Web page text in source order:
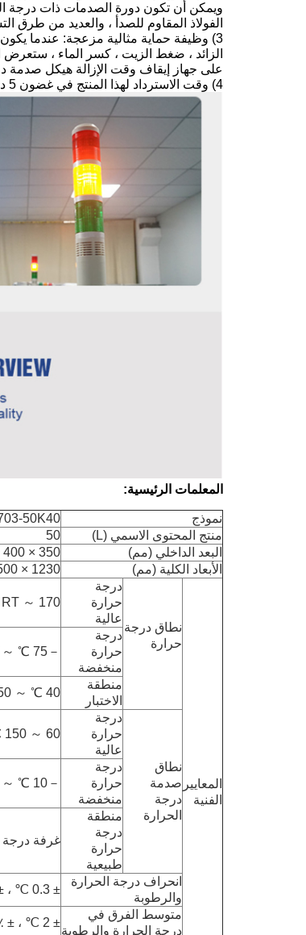
ويمكن أن تكون دورة الصدمات ذات درجة
الفولاذ المقاوم للصدأ ، والعديد من طرق
3) وظيفة حماية مثالية مزعجة: عندما
الزائد ، ضغط الزيت ، كسر الماء ، ستعرض
على جهاز إيقاف وقت الإزالة هيكل صدمة
4) وقت الاسترداد لهذا المنتج في غضون 5 دقائق وتلبية MTL و IEC و JIS و GJB وغيرها s
المعلمات الرئيسية:
نموذج 50K40
منتج المحتوى الاسمي (L)
50
البعد الداخلي (مم)
350 × 400 × 350 (عرض × ارتفاع × عمق)
الأبعاد الكلية (مم)
1230 × 1500 × 1830 (عرض × ارتفاع × عمق)
المعايير
الفنية
نطاق درجة
حرارة
درجة
حرارة
عالية
RT ～ 170 ℃
درجة
حرارة
منخفضة
－75 ℃ ～ RT
منطقة
الاختبار
40 ℃ ～ 150 ℃
نطاق
صدمة
درجة
الحرارة
درجة
حرارة
عالية
60 ～ 150 ℃
درجة
حرارة
منخفضة
－10 ℃ ～ －40 ℃
منطقة
درجة
حرارة
طبيعية
غرفة درجة
انحراف درجة الحرارة
والرطوبة
± 0.3 ℃ ، ± 2٪ R · H
متوسط ​​الفرق في
درجة الحرارة والرطوبة
± 2 ℃ ، ± 3٪ R · H